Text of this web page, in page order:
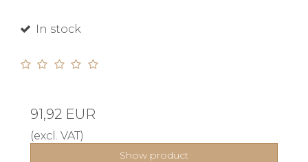
In stock
91,92 EUR
(excl. VAT)
Show product